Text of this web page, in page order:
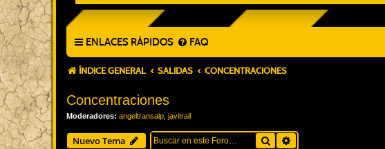
ENLACES RÁPIDOS FAQ
ÍNDICE GENERAL SALIDAS CONCENTRACIONES
Concentraciones
Moderadores: angeltransalp javitrail
Nuevo Tema Buscar